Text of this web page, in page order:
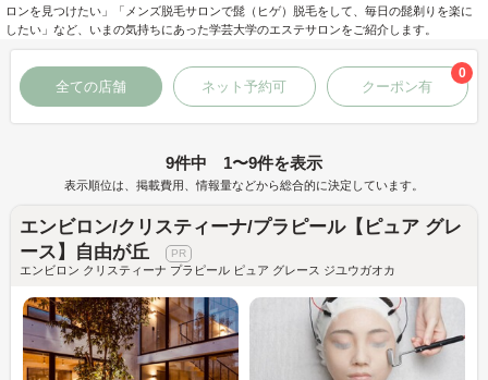
ロンを見つけたい」「メンズ脱毛サロンで髭（ヒゲ）脱毛をして、毎日の髭剃りを楽に
したい」など、いまの気持ちにあった学芸大学のエステサロンをご紹介します。
全ての店舗 ネット予約可 クーポン有
0
9件中 1〜9件を表示
表示順位は、掲載費用、情報量などから総合的に決定しています。
エンビロン/クリスティーナ/プラピール【ピュア グレ
ース】自由が丘
エンビロン クリスティーナ プラピール ピュア グレース ジユウガオカ